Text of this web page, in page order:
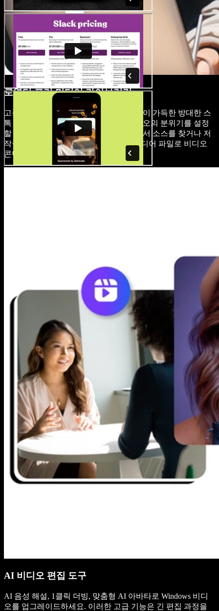
로열티 프리 미디어 라이브러리
고품질 이미지, 비디오 클립 및 배경 음악이 가득한 방대한 스
톡 라이브러리에 접근하여 Windows 비디오의 분위기를 설정
할 수 있는 영상을 선택하세요. 다른 곳에서 소스를 찾거나 저
작권 문제를 걱정할 필요 없이 고품질 미디어 파일로 비디오
콘텐츠를 향상시키세요.
AI 비디오 편집 도구
AI 음성 해설, 1클릭 더빙, 맞춤형 AI 아바타로 Windows 비디
오를 업그레이드하세요. 이러한 고급 기능은 긴 편집 과정을